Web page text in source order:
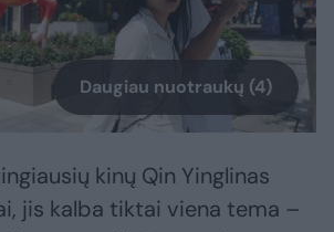
Daugiau nuotraukų (4)
kinų Qin Yinglinas
jis kalba tiktai viena tema –